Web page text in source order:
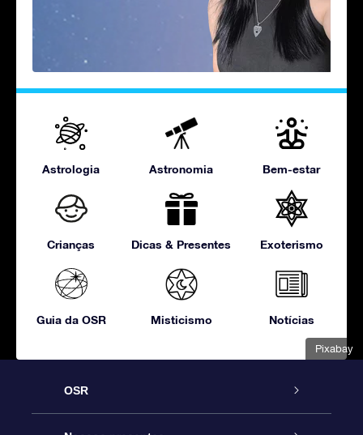
Pixabay
Astrologia Astronomia Bem-estar
Crianças Dicas & Presentes Exoterismo
Guia da OSR Misticismo Notícias
OSR